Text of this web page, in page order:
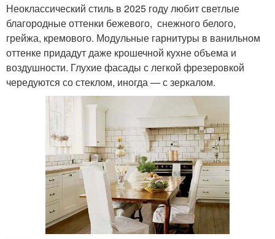
Неоклассический стиль в 2025 году любит светлые
благородные оттенки бежевого, снежного белого,
грейжа, кремового. Модульные гарнитуры в ванильном
оттенке придадут даже крошечной кухне объема и
воздушности. Глухие фасады с легкой фрезеровкой
чередуются со стеклом, иногда — с зеркалом.